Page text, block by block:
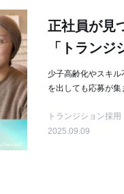
正社員が見
「トランジ
少子高齢化やスキ
を出しても応募が集
トランジション採用
2025.09.09